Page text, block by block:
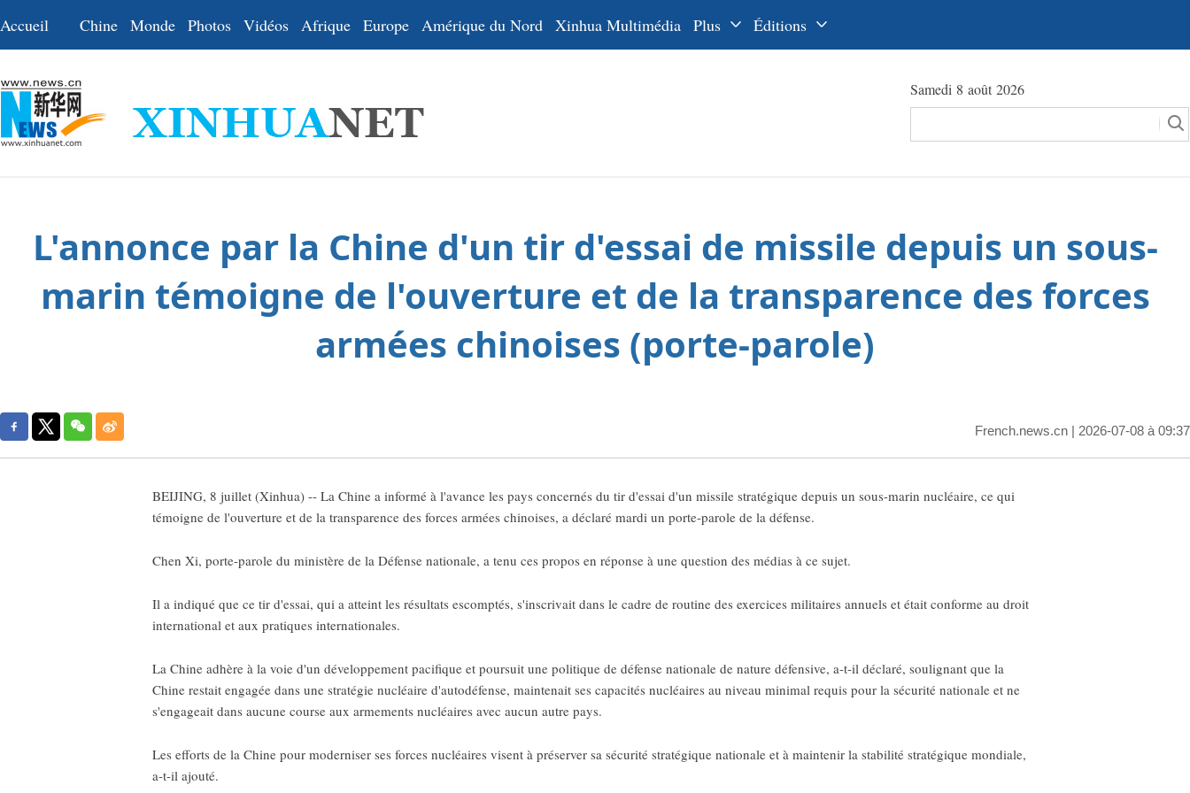
Accueil Chine Monde Photos Vidéos Afrique Europe Amérique du Nord Xinhua Multimédia Plus Éditions
عربي
日本語
Português
Samedi 8 août 2026
L'annonce par la Chine d'un tir d'essai de missile depuis un sous-
marin témoigne de l'ouverture et de la transparence des forces
armées chinoises (porte-parole)
French.news.cn | 2026-07-08 à 09:37
BEIJING, 8 juillet (Xinhua) -- La Chine a informé à l'avance les pays concernés du tir d'essai d'un missile stratégique depuis un sous-marin nucléaire, ce qui
témoigne de l'ouverture et de la transparence des forces armées chinoises, a déclaré mardi un porte-parole de la défense.
Chen Xi, porte-parole du ministère de la Défense nationale, a tenu ces propos en réponse à une question des médias à ce sujet.
Il a indiqué que ce tir d'essai, qui a atteint les résultats escomptés, s'inscrivait dans le cadre de routine des exercices militaires annuels et était conforme au droit
international et aux pratiques internationales.
La Chine adhère à la voie d'un développement pacifique et poursuit une politique de défense nationale de nature défensive, a-t-il déclaré, soulignant que la
Chine restait engagée dans une stratégie nucléaire d'autodéfense, maintenait ses capacités nucléaires au niveau minimal requis pour la sécurité nationale et ne
s'engageait dans aucune course aux armements nucléaires avec aucun autre pays.
Les efforts de la Chine pour moderniser ses forces nucléaires visent à préserver sa sécurité stratégique nationale et à maintenir la stabilité stratégique mondiale,
a-t-il ajouté.